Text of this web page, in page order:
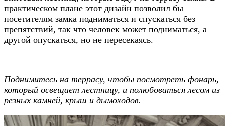
практическом плане этот дизайн позволил бы
посетителям замка подниматься и спускаться без
препятствий, так что человек может подниматься, а
другой опускаться, но не пересекаясь.
Поднимитесь на террасу, чтобы посмотреть фонарь,
который освещает лестницу, и полюбоваться лесом из
резных камней, крыш и дымоходов.